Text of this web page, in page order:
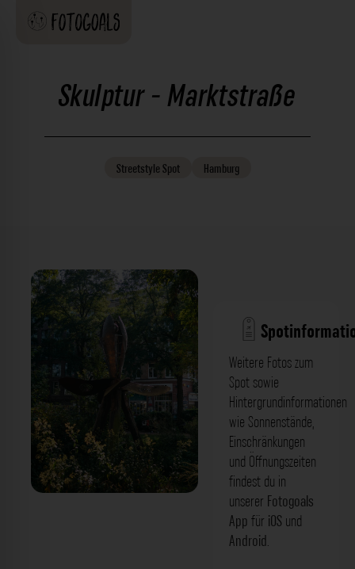
Skulptur - Marktstraße
StreetstyleSpot Hamburg
Weitere Fotos zum
Spot sowie
Hintergrundinformationen
wie Sonnenstände,
Einschränkungen
und Öffnungszeiten
findest du in
unserer Fotogoals
App für iOS und
Android.